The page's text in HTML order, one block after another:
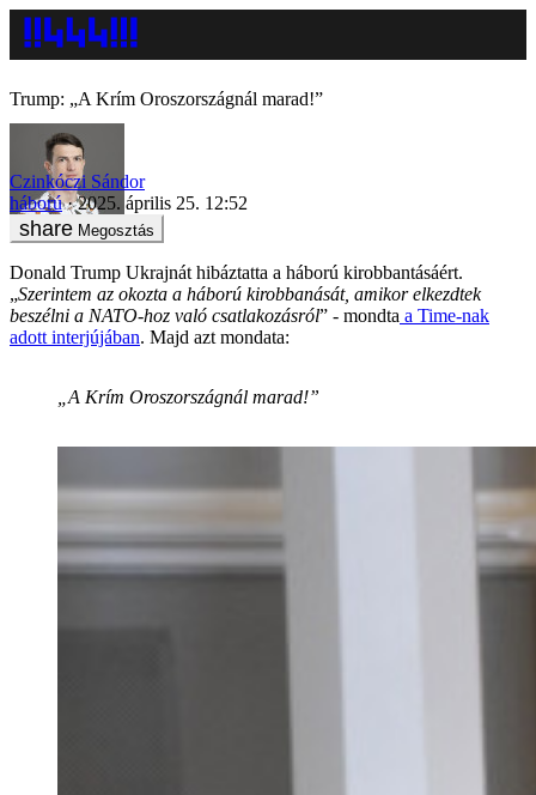
Trump: „A Krím Oroszországnál marad!”
Czinkóczi Sándor
háború
2025. április 25. 12:52
Megosztás
Donald Trump Ukrajnát hibáztatta a háború kirobbantásáért.
„Szerintem az okozta a háború kirobbanását, amikor elkezdtek
beszélni a NATO-hoz való csatlakozásról” - mondta a Time-nak
adott interjújában. Majd azt mondata:
„A Krím Oroszországnál marad!”